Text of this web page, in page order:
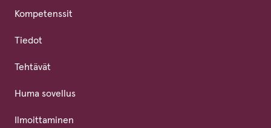
Kompetenssit
Tiedot
Tehtävät
Huma sovellus
Ilmoittaminen